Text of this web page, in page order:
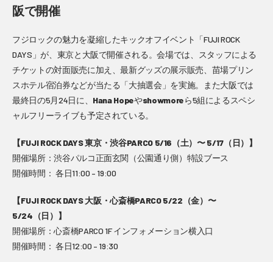
阪で開催
フジロックの魅力を凝縮したキックオフイベント「FUJI ROCK
DAYS」が、東京と大阪で開催される。会場では、スタッフによる
チケットの対面販売に加え、最新グッズの展示販売、苗場プリン
スホテル宿泊券などが当たる「大抽選会」を実施。また大阪では
最終日の5月24日に、 Hana Hopeやshowmoreら5組によるスペシ
ャルフリーライブも予定されている。
【FUJI ROCK DAYS 東京・渋谷PARCO 5/16（土）〜 5/17（日）】
開催場所：渋谷パルコ正面玄関（公園通り側）特設ブース
開催時間： 各日11:00 – 19:00
【FUJI ROCK DAYS 大阪・心斎橋PARCO 5/22（金）〜
5/24（日）】
開催場所：心斎橋PARCO 1F インフォメーション横入口
開催時間： 各日12:00 – 19:30